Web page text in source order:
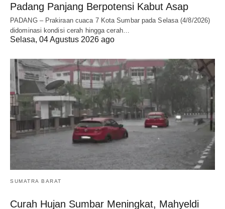
Padang Panjang Berpotensi Kabut Asap
PADANG – Prakiraan cuaca 7 Kota Sumbar pada Selasa (4/8/2026)
didominasi kondisi cerah hingga cerah…
Selasa, 04 Agustus 2026 ago
SUMATRA BARAT
Curah Hujan Sumbar Meningkat, Mahyeldi